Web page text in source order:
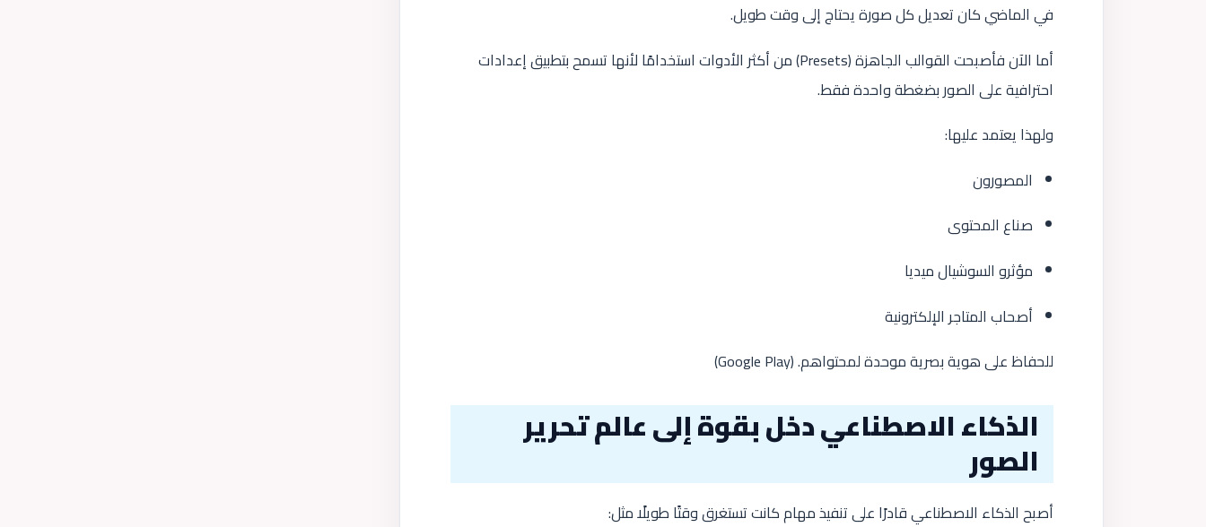
في الماضي كان تعديل كل صورة يحتاج إلى وقت طويل.
أما الآن فأصبحت القوالب الجاهزة (Presets) من أكثر الأدوات استخدامًا لأنها تسمح بتطبيق إعدادات
احترافية على الصور بضغطة واحدة فقط.
ولهذا يعتمد عليها:
المصورون
صناع المحتوى
مؤثرو السوشيال ميديا
أصحاب المتاجر الإلكترونية
للحفاظ على هوية بصرية موحدة لمحتواهم. (Google Play
)
الذكاء الاصطناعي دخل بقوة إلى عالم تحرير
الصور
أصبح الذكاء الاصطناعي قادرًا على تنفيذ مهام كانت تستغرق وقتًا طويلًا مثل: